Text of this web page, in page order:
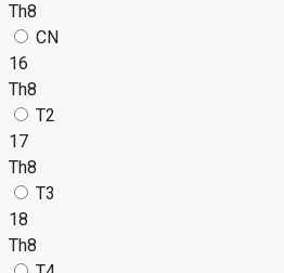
Th8
CN
16
Th8
T2
17
Th8
T3
18
Th8